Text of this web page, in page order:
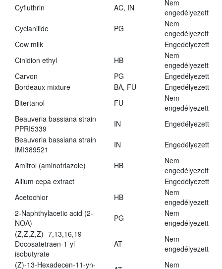
Cyfluthrin
AC, IN
Nem
engedélyezett
Cyclanilide
PG
Nem
engedélyezett
Cow milk
Engedélyezett
Cinidion ethyl
HB
Nem
engedélyezett
Carvon
PG
Engedélyezett
Bordeaux mixture
BA, FU
Engedélyezett
Bitertanol
FU
Nem
engedélyezett
Beauveria bassiana strain
PPRI5339
IN
Engedélyezett
Beauveria bassiana strain
IMI389521
IN Engedélyezett
Amitrol (aminotriazole) HB
Nem
engedélyezett
Allium cepa extract
Engedélyezett
Acetochlor
HB
Nem
engedélyezett
2-Naphthylacetic acid (2-
NOA)
PG
Nem
engedélyezett
(Z,Z,Z,Z)- 7,13,16,19-
Docosatetraen-1-yl
isobutyrate
AT
Nem
engedélyezett
(Z)-13-Hexadecen-11-yn-
Nem